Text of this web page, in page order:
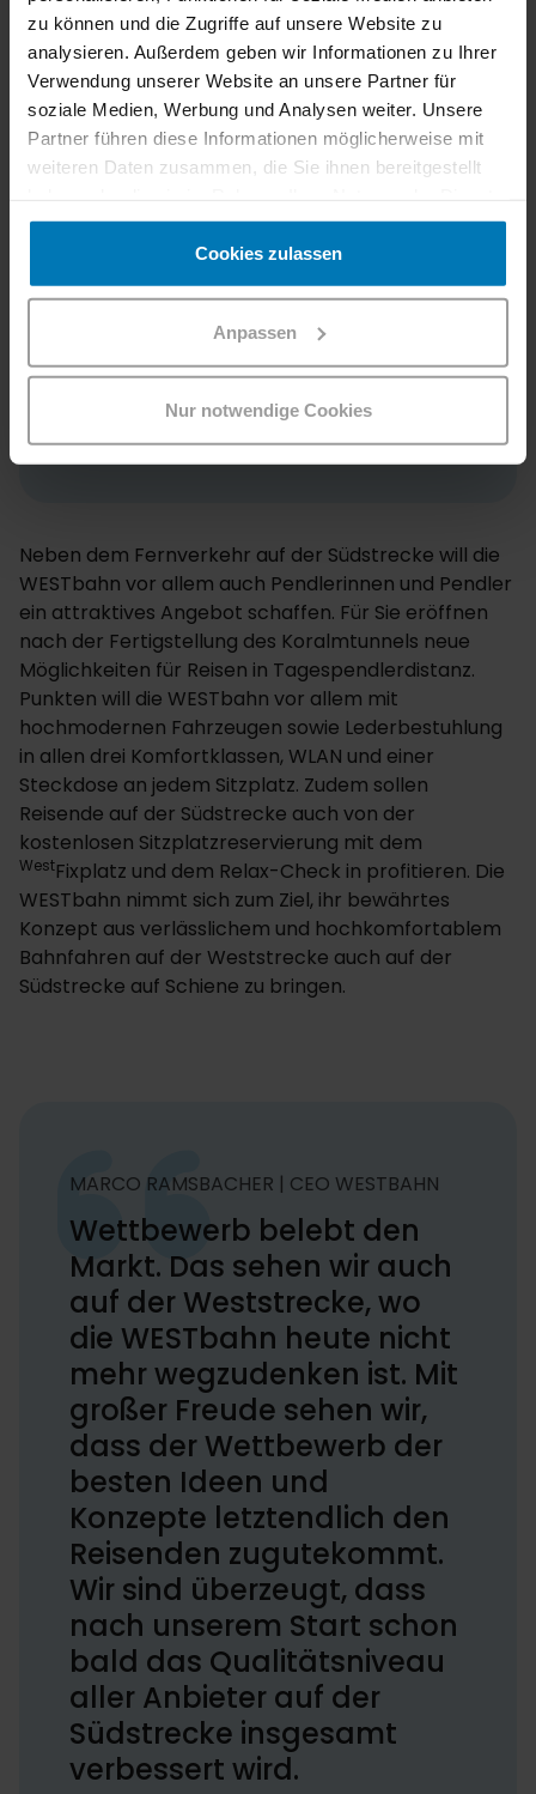
zu können und die Zugriffe auf unsere Website zu
analysieren. Außerdem geben wir Informationen zu Ihrer
Verwendung unserer Website an unsere Partner für
soziale Medien, Werbung und Analysen weiter. Unsere
Partner führen diese Informationen möglicherweise mit
weiteren Daten zusammen, die Sie ihnen bereitgestellt
gesammelt haben.
Cookies zulassen
Anpassen
Nur notwendige Cookies
Menschen im
Einzugsgebiet der
Südstrecke, die allen voran
von dem Expansionsschritt
profitieren werden. Wir
zwischen Wien, Graz und
Villach von unserem
Ansatz überzeugen und
Bahnfahren auf der Süd-
strecke auf ein neues
Qualitätslevel heben.
Neben dem Fernverkehr auf der Südstrecke will die
WESTbahn vor allem auch Pendlerinnen und Pendler
ein attraktives Angebot schaffen. Für Sie eröffnen
nach der Fertigstellung des Koralmtunnels neue
Möglichkeiten für Reisen in Tagespendlerdistanz.
Punkten will die WESTbahn vor allem mit
hochmodernen Fahrzeugen sowie Lederbestuhlung
in allen drei Komfortklassen, WLAN und einer
Steckdose an jedem Sitzplatz. Zudem sollen
Reisende auf der Südstrecke auch von der
kostenlosen Sitzplatzreservierung mit dem
WestFixplatz und dem Relax-Check in profitieren. Die
WESTbahn nimmt sich zum Ziel, ihr bewährtes
Konzept aus verlässlichem und hochkomfortablem
Bahnfahren auf der Weststrecke auch auf der
Südstrecke auf Schiene zu bringen.
MARCO RAMSBACHER | CEO WESTBAHN
Wettbewerb belebt den
Markt. Das sehen wir auch
auf der Weststrecke, wo
die WESTbahn heute nicht
mehr wegzudenken ist. Mit
großer Freude sehen wir,
dass der Wettbewerb der
besten Ideen und
Konzepte letztendlich den
Reisenden zugutekommt.
Wir sind überzeugt, dass
nach unserem Start schon
bald das Qualitätsniveau
aller Anbieter auf der
Südstrecke insgesamt
verbessert wird.